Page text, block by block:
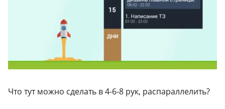
Что тут можно сделать в 4-6-8 рук, распараллелить?